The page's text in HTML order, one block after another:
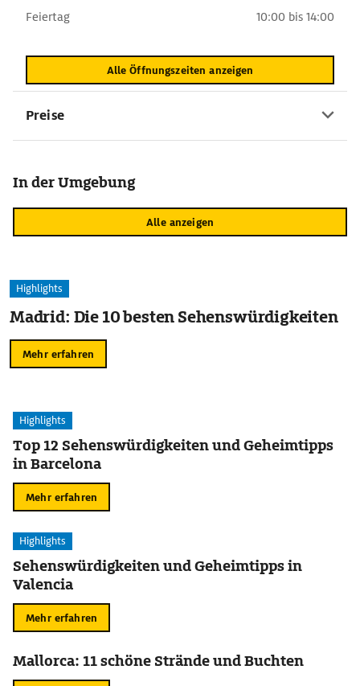
Feiertag 10:00 bis 14:00
Alle Öffnungszeiten anzeigen
Preise
In der Umgebung
Alle anzeigen
Highlights
Madrid: Die 10 besten Sehenswürdigkeiten
Mehr erfahren
Highlights
Top 12 Sehenswürdigkeiten und Geheimtipps
in Barcelona
Mehr erfahren
Highlights
Sehenswürdigkeiten und Geheimtipps in
Valencia
Mehr erfahren
Mallorca: 11 schöne Strände und Buchten